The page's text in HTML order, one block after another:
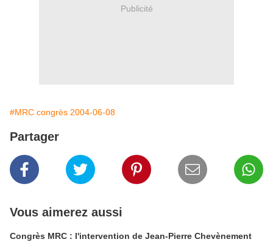
Publicité
#MRC congrès 2004-06-08
Partager
Vous aimerez aussi
Congrès MRC : l'intervention de Jean-Pierre Chevènement